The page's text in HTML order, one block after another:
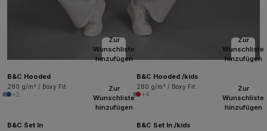
Zur
Wunschliste
hinzufügen
B&C Hooded
280 g/m² / Boxy Fit
+2
Zur
Wunschliste
hinzufügen
B&C Hooded /kids
280 g/m² / Boxy Fit
+4
Zur
Wunschliste
hinzufügen
B&C Set In
Zur
Wunschliste
hinzufügen
B&C Set In /kids